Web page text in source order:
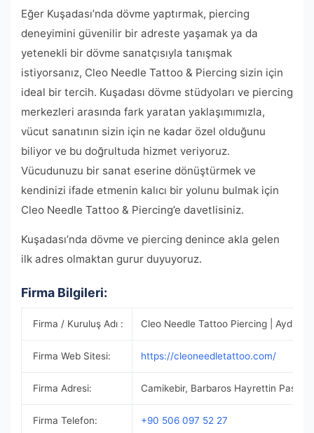
Eğer Kuşadası’nda dövme yaptırmak, piercing
deneyimini güvenilir bir adreste yaşamak ya da
yetenekli bir dövme sanatçısıyla tanışmak
istiyorsanız, Cleo Needle Tattoo & Piercing sizin için
ideal bir tercih. Kuşadası dövme stüdyoları ve piercing
merkezleri arasında fark yaratan yaklaşımımızla,
vücut sanatının sizin için ne kadar özel olduğunu
biliyor ve bu doğrultuda hizmet veriyoruz.
Vücudunuzu bir sanat eserine dönüştürmek ve
kendinizi ifade etmenin kalıcı bir yolunu bulmak için
Cleo Needle Tattoo & Piercing’e davetlisiniz.
Kuşadası’nda dövme ve piercing denince akla gelen
ilk adres olmaktan gurur duyuyoruz.
Firma Bilgileri:
Firma / Kuruluş Adı : Cleo Needle Tattoo Piercing | Aydın
Firma Web Sitesi: https://cleoneedletattoo.com/
Firma Adresi: Camikebir, Barbaros Hayrettin Paşa
Firma Telefon: +90 506 097 52 27